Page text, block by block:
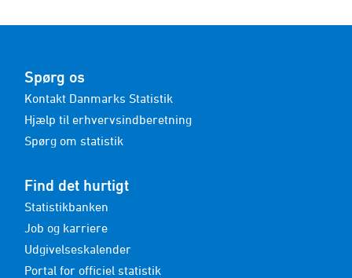
Spørg os
Kontakt Danmarks Statistik
Hjælp til erhvervsindberetning
Spørg om statistik
Find det hurtigt
Statistikbanken
Job og karriere
Udgivelseskalender
Portal for officiel statistik